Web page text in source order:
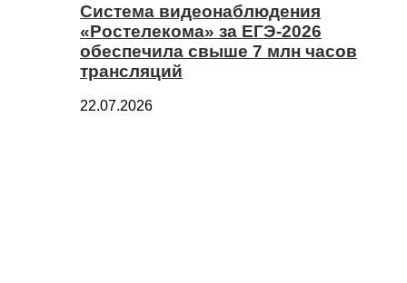
Система видеонаблюдения
«Ростелекома» за ЕГЭ-2026
обеспечила свыше 7 млн часов
трансляций
22.07.2026